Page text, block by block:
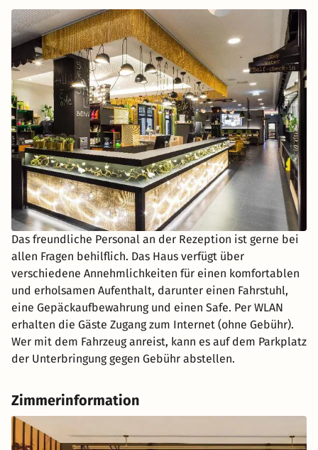
Das freundliche Personal an der Rezeption ist gerne bei
allen Fragen behilflich. Das Haus verfügt über
verschiedene Annehmlichkeiten für einen komfortablen
und erholsamen Aufenthalt, darunter einen Fahrstuhl,
eine Gepäckaufbewahrung und einen Safe. Per WLAN
erhalten die Gäste Zugang zum Internet (ohne Gebühr).
Wer mit dem Fahrzeug anreist, kann es auf dem Parkplatz
der Unterbringung gegen Gebühr abstellen.
Zimmerinformation